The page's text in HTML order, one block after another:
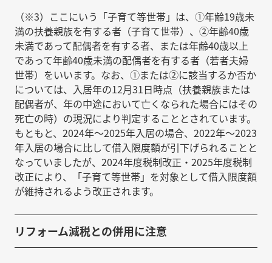
（※3）ここにいう「子育て等世帯」は、①年齢19歳未
満の扶養親族を有する者（子育て世帯）、②年齢40歳
未満であって配偶者を有する者、または年齢40歳以上
であって年齢40歳未満の配偶者を有する者（若者夫婦
世帯）をいいます。なお、①または②に該当するか否か
については、入居年の12月31日時点（扶養親族または
配偶者が、年の中途において亡くなられた場合にはその
死亡の時）の現況により判定することとされています。
もともと、2024年～2025年入居の場合、2022年～2023
年入居の場合に比して借入限度額が引下げられることと
なっていましたが、2024年度税制改正・2025年度税制
改正により、「子育て等世帯」を対象として借入限度額
が維持されるよう改正されます。
リフォーム減税との併用に注意